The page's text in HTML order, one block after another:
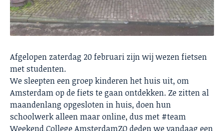
Afgelopen zaterdag 20 februari zijn wij wezen fietsen
met studenten.
We sleepten een groep kinderen het huis uit, om
Amsterdam op de fiets te gaan ontdekken. Ze zitten al
maandenlang opgesloten in huis, doen hun
schoolwerk alleen maar online, dus met #team
Weekend College AmsterdamZO deden we vandaag een